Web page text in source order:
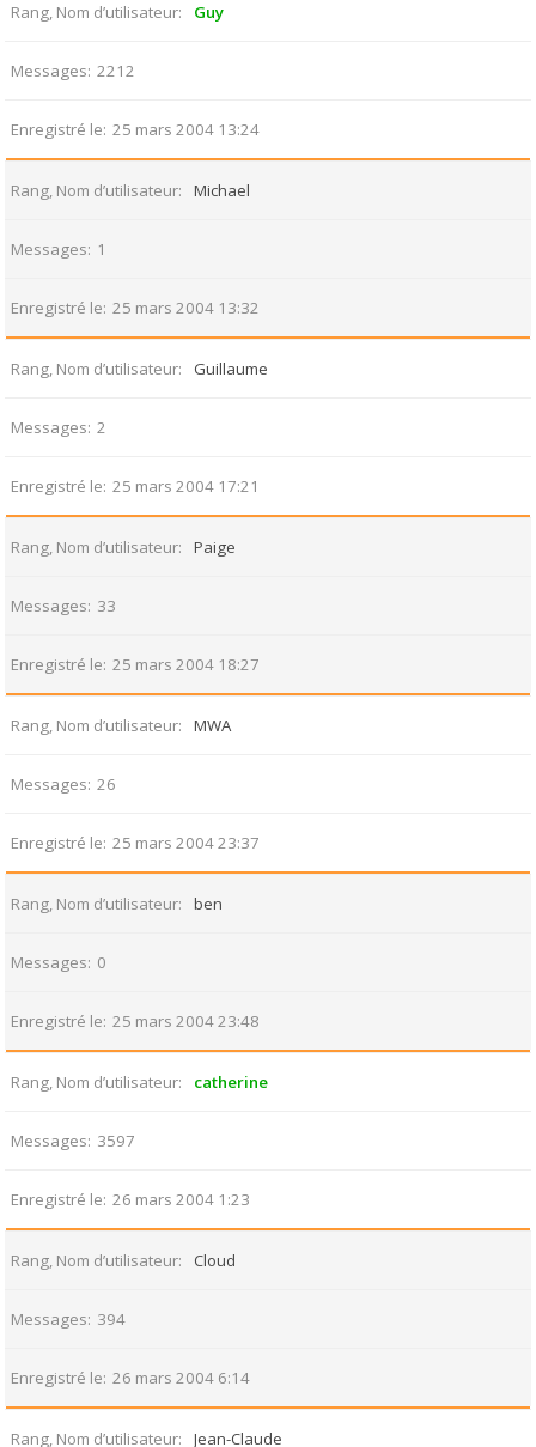
Rang, Nom d’utilisateur Guy
Messages 2212
Enregistré le 25 mars 2004 13:24
Rang, Nom d’utilisateur Michael
Messages 1
Enregistré le 25 mars 2004 13:32
Rang, Nom d’utilisateur Guillaume
Messages 2
Enregistré le 25 mars 2004 17:21
Rang, Nom d’utilisateur Paige
Messages 33
Enregistré le 25 mars 2004 18:27
Rang, Nom d’utilisateur MWA
Messages 26
Enregistré le 25 mars 2004 23:37
Rang, Nom d’utilisateur ben
Messages 0
Enregistré le 25 mars 2004 23:48
Rang, Nom d’utilisateur catherine
Messages 3597
Enregistré le 26 mars 2004 1:23
Rang, Nom d’utilisateur Cloud
Messages 394
Enregistré le 26 mars 2004 6:14
Rang, Nom d’utilisateur Jean-Claude